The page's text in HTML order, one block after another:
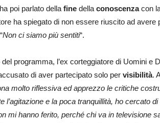
poi parlato della fine della conoscenzacon
ha spiegato di non essere riuscito ad
Non ci siamo più sentiti“.
programma, l’ex corteggiatore di Uomini e
di aver partecipato solo per visibilità.
molto riflessiva ed apprezzo le critiche
l’agitazione e la poca tranquillità, ho cercato
mi hanno ferito, perché chi va in televisione